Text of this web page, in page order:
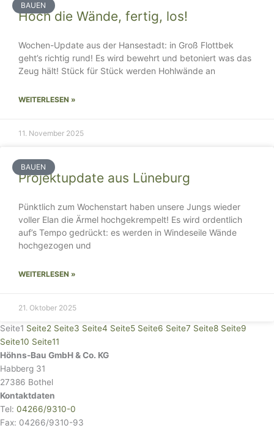
BAUEN
Hoch die Wände, fertig, los!
Wochen-Update aus der Hansestadt: in Groß Flottbek
geht’s richtig rund! Es wird bewehrt und betoniert was das
Zeug hält! Stück für Stück werden Hohlwände an
WEITERLESEN »
11. November 2025
BAUEN
Projektupdate aus Lüneburg
Pünktlich zum Wochenstart haben unsere Jungs wieder
voller Elan die Ärmel hochgekrempelt! Es wird ordentlich
auf’s Tempo gedrückt: es werden in Windeseile Wände
hochgezogen und
WEITERLESEN »
21. Oktober 2025
Seite1 Seite2 Seite3 Seite4 Seite5 Seite6 Seite7 Seite8 Seite9
Seite10 Seite11
Höhns-Bau GmbH & Co. KG
Habberg 31
27386 Bothel
Kontaktdaten
Tel: 04266/9310-0
Fax: 04266/9310-93